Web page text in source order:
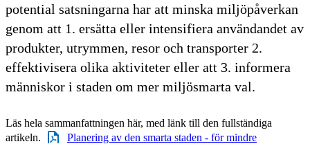
potential satsningarna har att minska miljöpåverkan
genom att 1. ersätta eller intensifiera användandet av
produkter, utrymmen, resor och transporter 2.
effektivisera olika aktiviteter eller att 3. informera
människor i staden om mer miljösmarta val.
Läs hela sammanfattningen här, med länk till den fullständiga
artikeln.
Planering av den smarta staden - för mindre